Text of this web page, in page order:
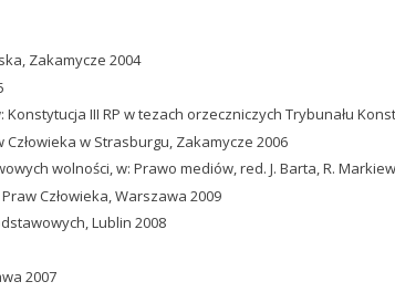
Zakamycze 2004
III RP w tezach orzeczniczych Trybunału
w Strasburgu, Zakamycze 2006
wolności, w: Prawo mediów, red. J. Barta, R.
Człowieka, Warszawa 2009
Lublin 2008
2007